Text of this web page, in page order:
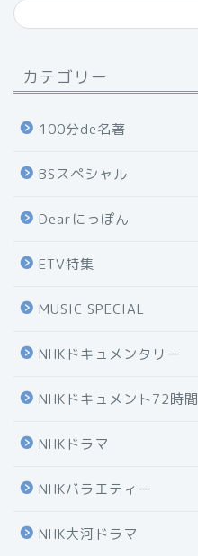
カテゴリー
100分de名著
BSスペシャル
Dearにっぽん
ETV特集
MUSIC SPECIAL
NHKドキュメンタリー
NHKドキュメント72時間
NHKドラマ
NHKバラエティー
NHK大河ドラマ